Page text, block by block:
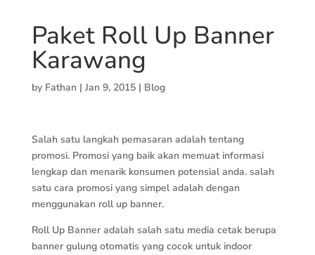
Paket Roll Up Banner
Karawang
by Fathan | Jan 9, 2015| Blog
Salah satu langkah pemasaran adalah tentang
promosi. Promosi yang baik akan memuat informasi
lengkap dan menarik konsumen potensial anda. salah
satu cara promosi yang simpel adalah dengan
menggunakan roll up banner.
Roll Up Banner adalah salah satu media cetak berupa
banner gulung otomatis yang cocok untuk indoor